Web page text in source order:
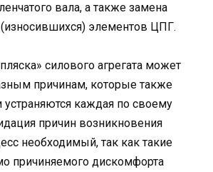
вала, а также замена
элементов ЦПГ.
силового агрегата может
причинам, которые также
устраняются каждая по своему
причин возникновения
необходимый, так как такие
причиняемого дискомфорта